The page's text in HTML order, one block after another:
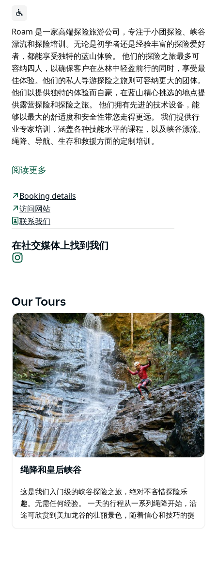
Roam 是一家高端探险旅游公司，专注于小团探险、峡谷
漂流和探险培训。无论是初学者还是经验丰富的探险爱好
者，都能享受独特的蓝山体验。 他们的探险之旅最多可
容纳四人，以确保客户在丛林中轻盈前行的同时，享受最
佳体验。他们的私人导游探险之旅则可容纳更大的团体。
他们以提供独特的体验而自豪，在蓝山精心挑选的地点提
供露营探险和探险之旅。 他们拥有先进的技术设备，能
够以最大的舒适度和安全性带您走得更远。 我们提供行
业专家培训，涵盖各种技能水平的课程，以及峡谷漂流、
绳降、导航、生存和救援方面的定制培训。
漂流和探险培训。无论是初学者还是经验丰富的探险爱好
者，都能享受独特的蓝山体验。
他们的探险之旅最多可容纳四人，以确保客户在丛林中轻
盈前行的同时，享受最佳体验。他们的私人导游探险之旅
则可容纳更大的团体。
供露营探险和探险之旅。
他们拥有先进的技术设备，能够以最大的舒适度和安全性
峡谷漂流、绳降、导航、生存和救援方面的定制培训。
阅读更多
Booking details
访问网站
联系我们
在社交媒体上找到我们
Our Tours
绳降和皇后峡谷
这是我们入门级的峡谷探险之旅，绝对不吝惜探险乐
趣。无需任何经验。 一天的行程从一系列绳降开始，沿
途可欣赏到美加龙谷的壮丽景色，随着信心和技巧的提